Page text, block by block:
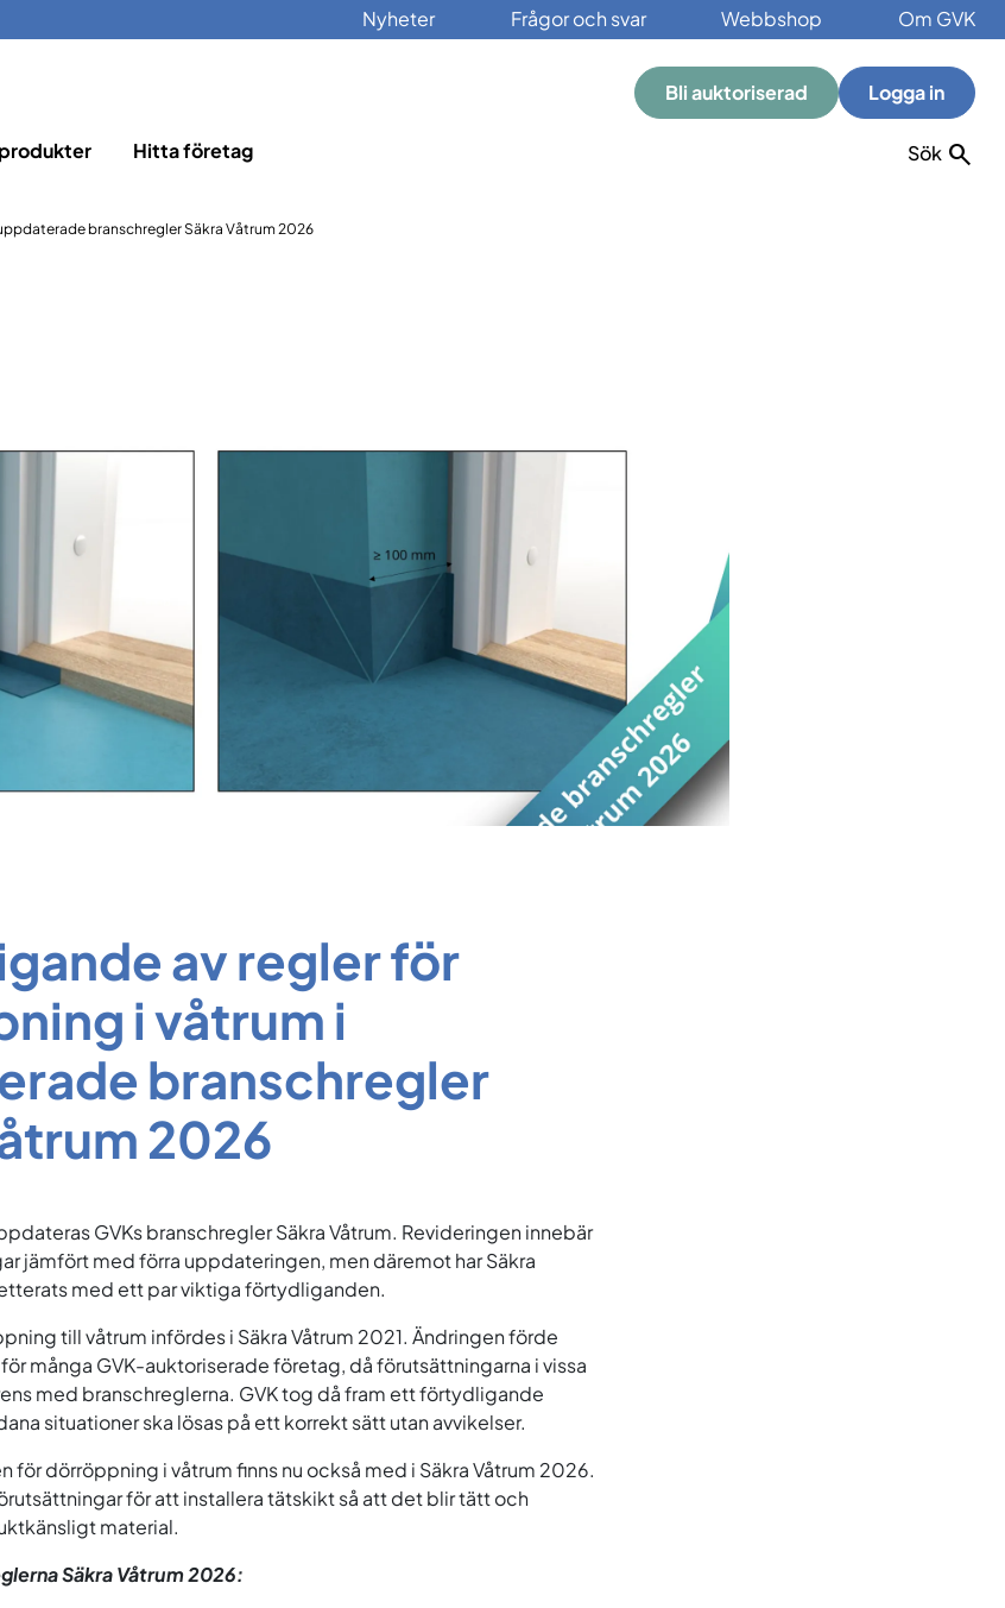
Nyheter Frågor och svar Webbshop Om GVK
Hitta företag
Bli auktoriserad Logga in
Sök
branschregler Säkra Våtrum 2026
av regler för
i våtrum i
branschregler
2026
GVKs branschregler Säkra Våtrum. Revideringen innebär
jämfört med förra uppdateringen, men däremot har Säkra
med ett par viktiga förtydliganden.
till våtrum infördes i Säkra Våtrum 2021. Ändringen förde
många GVK-auktoriserade företag, då förutsättningarna i vissa
med branschreglerna. GVK tog då fram ett förtydligande
situationer ska lösas på ett korrekt sätt utan avvikelser.
för dörröppning i våtrum finns nu också med i Säkra Våtrum 2026.
för att installera tätskikt så att det blir tätt och
material.
Säkra Våtrum 2026: